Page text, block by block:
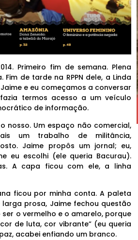
Primeiro fim de semana. Plena
de tarde na RPPN dele, a Linda
e eu começamos a conversar
termos acesso a um veículo
de informação.
nosso. Um espaço não comercial,
um trabalho de militância,
Jaime propôs um jornal; eu,
eu escolhi (ele queria Bacurau).
A capa ficou com ele, a linha
ficou por minha conta. A paleta
prosa, Jaime fechou questão
ser o vermelho e o amarelo, porque
de luta, cor vibrante” (eu queria
acabei enfiando um branco.